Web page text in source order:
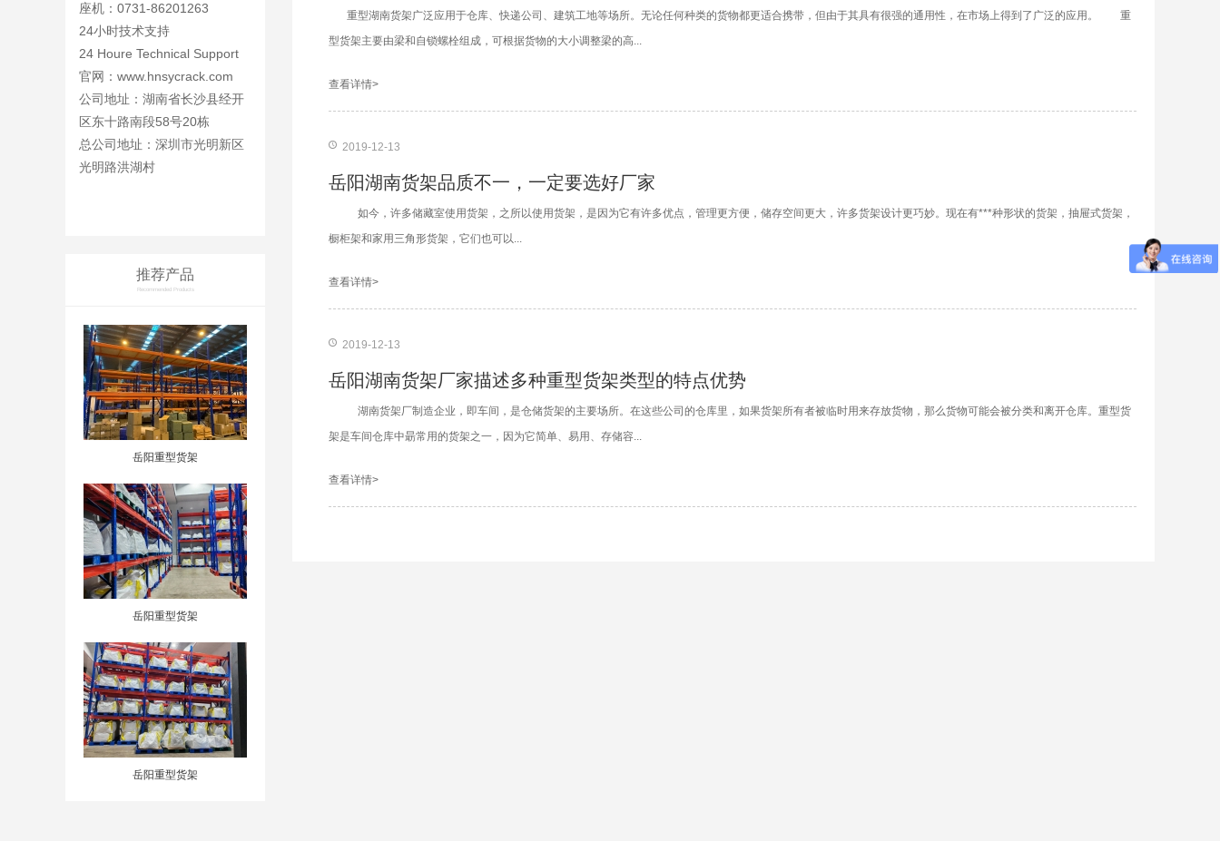
座机：0731-86201263
24小时技术支持
24 Houre Technical Support
官网： www.hnsycrack.com
公司地址：湖南省长沙县经开
区东十路南段58号20栋
总公司地址：深圳市光明新区
光明路洪湖村
推荐产品
Recommended Products
岳阳重型货架
岳阳重型货架
岳阳重型货架
重型湖南货架广泛应用于仓库、快递公司、建筑工地等场所。无论任何种类的货物都更适合携带，但由于其具有很强的通用性，在市场上得到了广泛的应用。 重
型货架主要由梁和自锁螺栓组成，可根据货物的大小调整梁的高...
查看详情>
2019-12-13
岳阳湖南货架品质不一，一定要选好厂家
如今，许多储藏室使用货架，之所以使用货架，是因为它有许多优点，管理更方便，储存空间更大，许多货架设计更巧妙。现在有***种形状的货架，抽屉式货架，
橱柜架和家用三角形货架，它们也可以...
查看详情>
2019-12-13
岳阳湖南货架厂家描述多种重型货架类型的特点优势
湖南货架厂制造企业，即车间，是仓储货架的主要场所。在这些公司的仓库里，如果货架所有者被临时用来存放货物，那么货物可能会被分类和离开仓库。重型货
架是车间仓库中朂常用的货架之一，因为它简单、易用、存储容...
查看详情>